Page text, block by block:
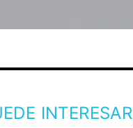
INTERESAR